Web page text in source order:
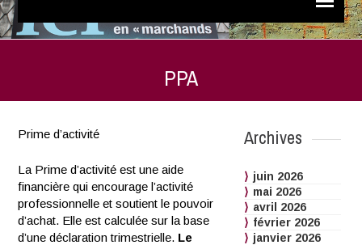
PPA
Prime d’activité
La Prime d’activité est une aide
financière qui encourage l’activité
professionnelle et soutient le pouvoir
d’achat. Elle est calculée sur la base
d’une déclaration trimestrielle. Le
Archives
juin 2026
mai 2026
avril 2026
février 2026
janvier 2026